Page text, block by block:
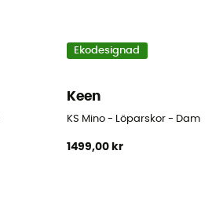
Ekodesignad
Keen
KS Mino - Löparskor - Dam
1499,00 kr